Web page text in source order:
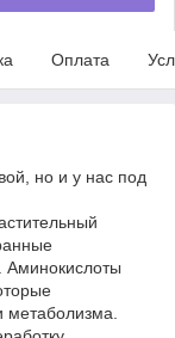
Оплата
но и у нас под
Аминокислоты
метаболизма.